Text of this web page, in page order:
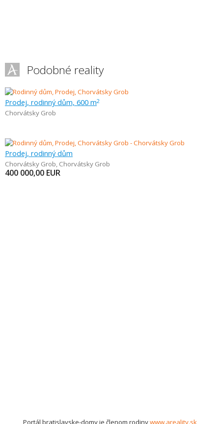
Podobné reality
Prodej, rodinný dům, 600 m2
Chorvátsky Grob
Prodej, rodinný dům
Chorvátsky Grob, Chorvátsky Grob
400 000,00 EUR
Portál bratislavske-domy je členom rodinywww.areality.sk